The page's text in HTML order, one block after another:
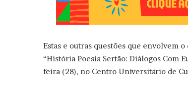
Estas e outras questões que envolvem
“História Poesia Sertão: Diálogos Com
feira (28), no Centro Universitário de